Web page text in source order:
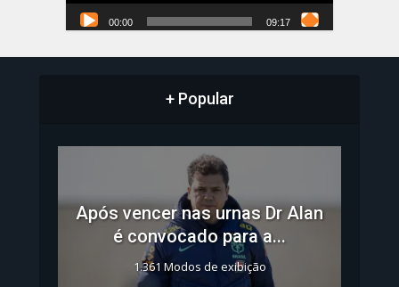
00:00 09:17
+ Popular
Após vencer nas urnas Dr Alan
é convocado para a...
1.361 Modos de exibição